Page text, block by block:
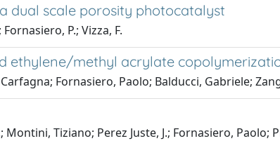
dual scale porosity photocatalyst
P.; Vizza, F.
ethylene/methyl acrylate
Fornasiero, Paolo; Balducci, Gabriele;
Tiziano; Perez Juste, J.; Fornasiero,